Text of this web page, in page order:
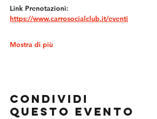
Link Prenotazioni:
https://www.carrosocialclub.it/eventi
Mostra di più
Condividi
questo evento